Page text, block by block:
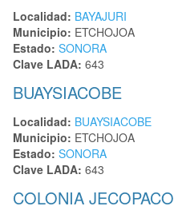
Localidad: BAYAJURI
Municipio: ETCHOJOA
Estado: SONORA
Clave LADA: 643
BUAYSIACOBE
Localidad: BUAYSIACOBE
Municipio: ETCHOJOA
Estado: SONORA
Clave LADA: 643
COLONIA JECOPACO